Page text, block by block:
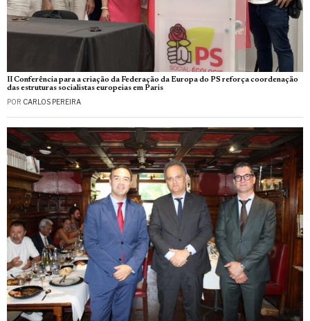
II Conferência para a criação da Federação da Europa do PS reforça coordenação
das estruturas socialistas europeias em Paris
POR CARLOS PEREIRA